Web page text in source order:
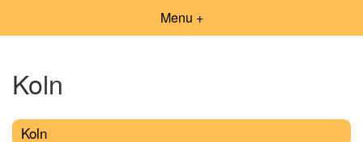
Menu +
Koln
Koln